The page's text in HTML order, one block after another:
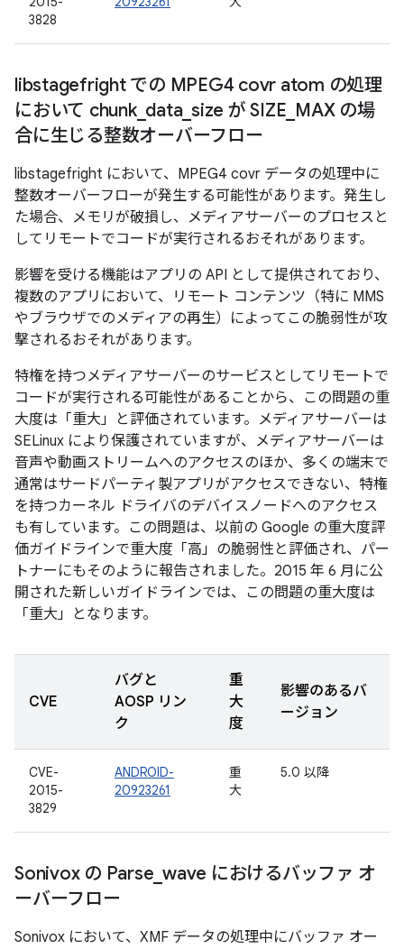
3828
libstagefright での MPEG4 covr atom の処理
において chunk_ data_ size が SIZE MAX の場
合に生じる整数オーバーフロー
libstagefright において、MPEG4 covr データの処理中に
整数オーバーフローが発生する可能性があります。発生し
た場合、メモリが破損し、メディアサーバーのプロセスと
してリモートでコードが実行されるおそれがあります。
影響を受ける機能はアプリの API として提供されており、
複数のアプリにおいて、リモート コンテンツ（特に MMS
やブラウザでのメディアの再生）によってこの脆弱性が攻
撃されるおそれがあります。
特権を持つメディアサーバーのサービスとしてリモートで
コードが実行される可能性があることから、この問題の重
大度は「重大」と評価されています。メディアサーバーは
SELinux により保護されていますが、メディアサーバーは
音声や動画ストリームへのアクセスのほか、多くの端末で
通常はサードパーティ製アプリがアクセスできない、特権
を持つカーネル ドライバのデバイスノードへのアクセス
も有しています。この問題は、以前の Google の重大度評
価ガイドラインで重大度「高」の脆弱性と評価され、パー
トナーにもそのように報告されました。2015 年 6 月に公
開された新しいガイドラインでは、この問題の重大度は
「重大」となります。
CVE
バグと
AOSP リン
ク
重
大
度
影響のあるバ
ージョン
CVE-
2015-
3829
ANDROID-
20923261
重
大
5.0 以降
Sonivox の Parse wave におけるバッファ オ
ーバーフロー
Sonivox において、XMF データの処理中にバッファ オー